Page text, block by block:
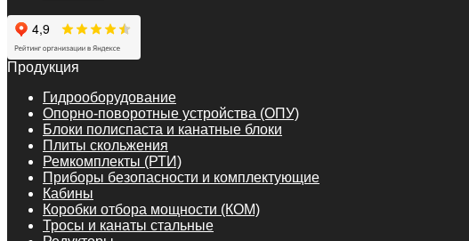
Продукция
Гидрооборудование
Опорно-поворотные устройства (ОПУ)
Блоки полиспаста и канатные блоки
Плиты скольжения
Ремкомплекты (РТИ)
Приборы безопасности и комплектующие
Кабины
Коробки отбора мощности (КОМ)
Тросы и канаты стальные